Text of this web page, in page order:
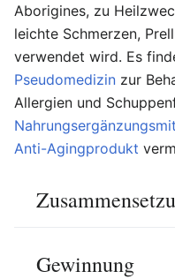
Aborigines, zu
leichte Schmerzen,
verwendet wird. Es
Pseudomedizin zur
Allergien und
Anti-Agingprodukt
Gewinnung